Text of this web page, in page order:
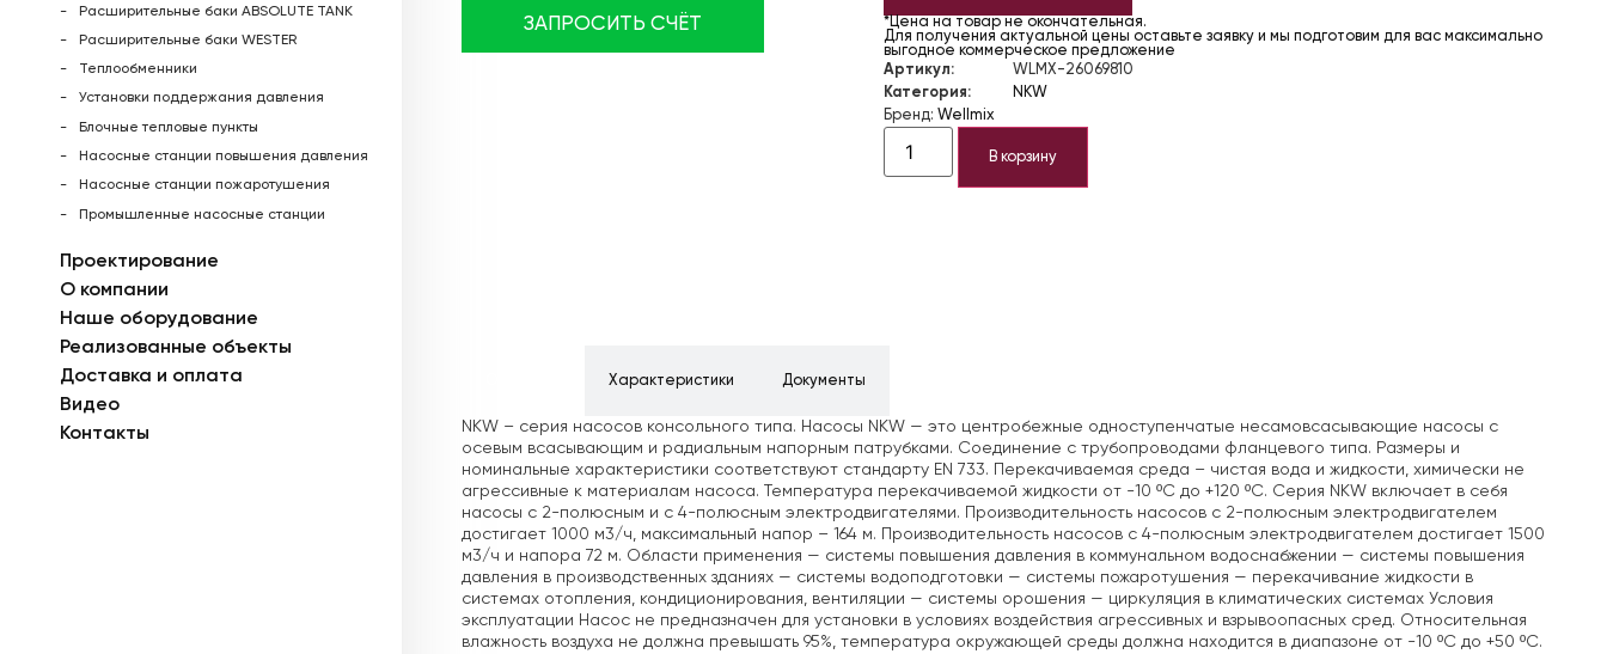
Расширительные баки ABSOLUTE TANK
Расширительные баки WESTER
Теплообменники
Установки поддержания давления
Блочные тепловые пункты
Насосные станции повышения давления
Насосные станции пожаротушения
Промышленные насосные станции
Проектирование
О компании
Наше оборудование
Реализованные объекты
Доставка и оплата
Видео
Контакты
ЗАПРОСИТЬ СЧЁТ
*Цена на товар не окончательная.
Для получения актуальной цены оставьте заявку и мы подготовим для вас максимально
выгодное коммерческое предложение
Артикул:
WLMX-26069810
Категория:
NKW
Бренд: Wellmix
В корзину
Характеристики Документы
NKW – серия насосов консольного типа. Насосы NKW — это центробежные одноступенчатые несамовсасывающие насосы с
осевым всасывающим и радиальным напорным патрубками. Соединение с трубопроводами фланцевого типа. Размеры и
номинальные характеристики соответствуют стандарту EN 733. Перекачиваемая среда – чистая вода и жидкости, химически не
агрессивные к материалам насоса. Температура перекачиваемой жидкости от -10 ºС до +120 ºС. Серия NKW включает в себя
насосы с 2-полюсным и с 4-полюсным электродвигателями. Производительность насосов с 2-полюсным электродвигателем
достигает 1000 м3/ч, максимальный напор – 164 м. Производительность насосов с 4-полюсным электродвигателем достигает 1500
м3/ч и напора 72 м. Области применения — системы повышения давления в коммунальном водоснабжении — системы повышения
давления в производственных зданиях — системы водоподготовки — системы пожаротушения — перекачивание жидкости в
системах отопления, кондиционирования, вентиляции — системы орошения — циркуляция в климатических системах Условия
эксплуатации Насос не предназначен для установки в условиях воздействия агрессивных и взрывоопасных сред. Относительная
влажность воздуха не должна превышать 95%, температура окружающей среды должна находится в диапазоне от -10 ºС до +50 ºС.